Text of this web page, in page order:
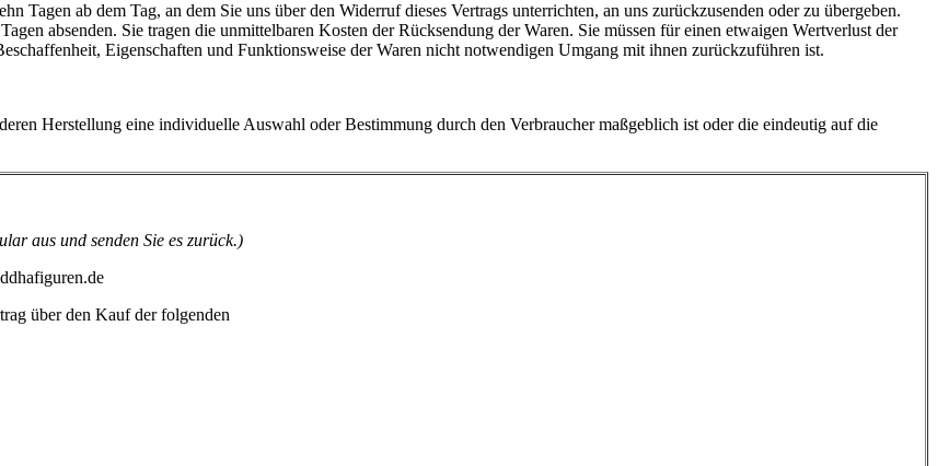
Tagen ab dem Tag, an dem Sie uns über den Widerruf dieses Vertrags unterrichten, an uns zurückzusenden oder zu übergeben.
absenden. Sie tragen die unmittelbaren Kosten der Rücksendung der Waren. Sie müssen für einen etwaigen Wertverlust der
Eigenschaften und Funktionsweise der Waren nicht notwendigen Umgang mit ihnen zurückzuführen ist.
Herstellung eine individuelle Auswahl oder Bestimmung durch den Verbraucher maßgeblich ist oder die eindeutig auf die
aus und senden Sie es zurück.)
über den Kauf der folgenden